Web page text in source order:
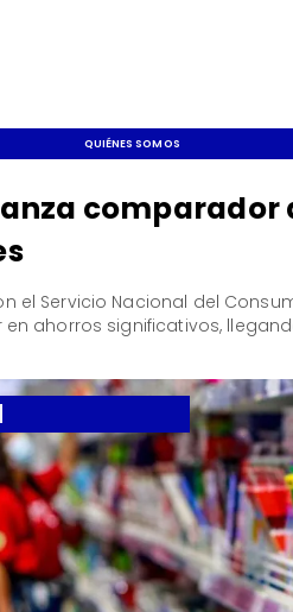
QUIÉNES SOMOS
comparador
el Servicio Nacional del
ahorros significativos,